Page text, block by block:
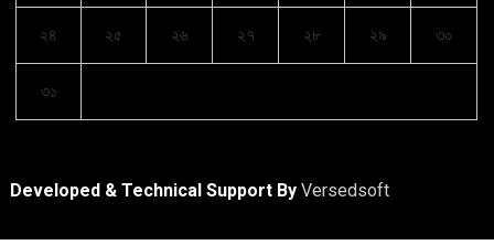
২৪ ২৫ ২৬ ২৭ ২৮ ২৯ ৩০
৩১
Developed & Technical Support ByVersedsoft